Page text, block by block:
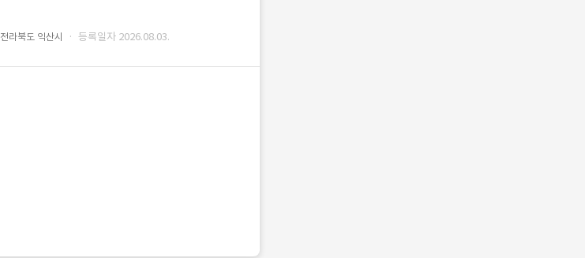
전라북도 익산시 · 등록일자 2026.08.03.